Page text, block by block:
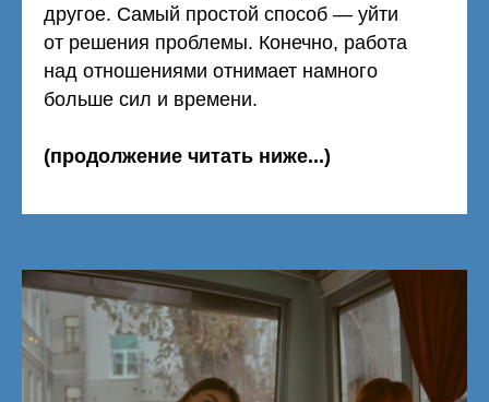
другое. Самый простой способ — уйти
от решения проблемы. Конечно, работа
над отношениями отнимает намного
больше сил и времени.
(продолжение читать ниже...)